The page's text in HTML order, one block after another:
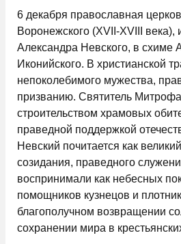
6 декабря православная
Воронежского (XVII-XVIII века),
Александра Невского, в схиме
Иконийского. В христианской
непоколебимого мужества,
призванию. Святитель
строительством храмовых
праведной поддержкой
Невский почитается как
созидания, праведного
воспринимали как небесных
помощников кузнецов и
благополучном возвращении
сохранении мира в